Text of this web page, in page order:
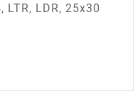
LDR, 25x30